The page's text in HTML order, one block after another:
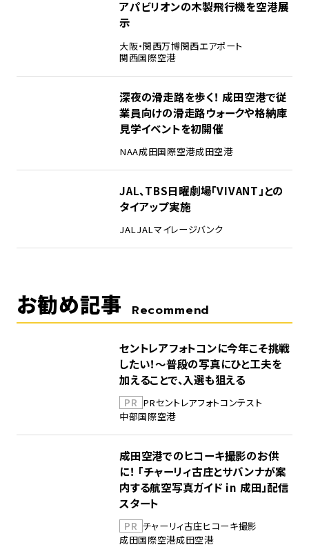
アパビリオンの木製飛行機を空港展
示
大阪・関西万博関西エアポート
関西国際空港
深夜の滑走路を歩く！ 成田空港で従
業員向けの滑走路ウォークや格納庫
見学イベントを初開催
NAA成田国際空港成田空港
JAL、TBS日曜劇場「VIVANT」との
タイアップ実施
JALJALマイレージバンク
お勧め記事 Recommend
セントレアフォトコンに今年こそ挑戦
したい！～普段の写真にひと工夫を
加えることで、入選も狙える
PR PRセントレアフォトコンテスト
中部国際空港
成田空港でのヒコーキ撮影のお供
に！ 「チャーリィ古庄とサバンナが案
内する航空写真ガイド in 成田」配信
スタート
PR チャーリィ古庄ヒコーキ撮影
成田国際空港成田空港